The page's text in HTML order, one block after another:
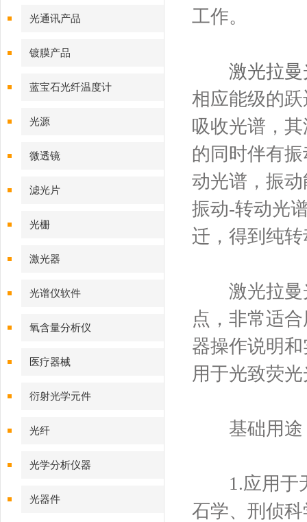
光通讯产品
镀膜产品
蓝宝石光纤温度计
光源
微透镜
滤光片
光栅
激光器
光谱仪软件
氧含量分析仪
医疗器械
衍射光学元件
光纤
光学分析仪器
光器件
工作。
激光拉
相应能级的
吸收光谱，
的同时伴有
动光谱，振
振动-转动光
迁，得到纯
激光拉曼光
点，非常适
器操作说明
用于光致荧
基础用途
1.应用于无
石学、刑侦